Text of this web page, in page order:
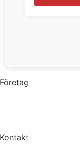
Företag
Kontakt